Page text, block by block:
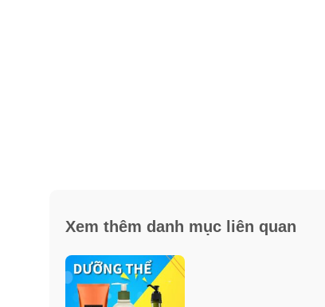
Xem thêm danh mục liên quan